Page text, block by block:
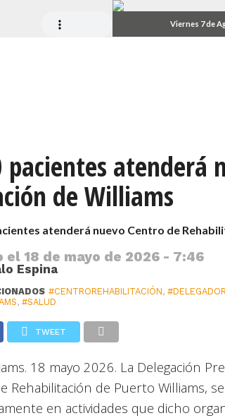
Viernes 7 de
pacientes atenderá
de Williams
atenderá nuevo Centro de
el 18 de mayo de 2026 - 7:46
Espina
#CENTROREHABILITACIÓN,
,#SALUD
TWEET
18 mayo 2026. La Delegación
Rehabilitación de Puerto Williams,
en actividades que dicho